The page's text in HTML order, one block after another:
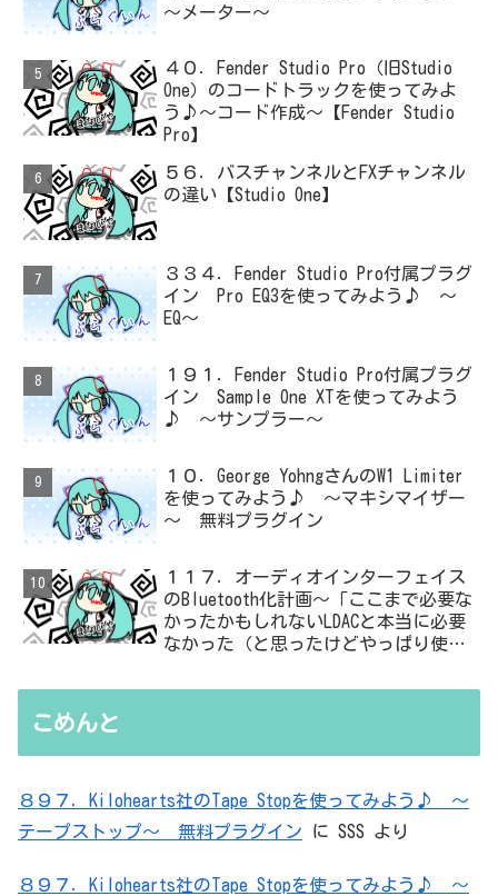
～メーター～
４０．Fender Studio Pro（旧Studio
One）のコードトラックを使ってみよ
う♪～コード作成～【Fender Studio
Pro】
５６．バスチャンネルとFXチャンネル
の違い【Studio One】
３３４．Fender Studio Pro付属プラグ
イン Pro EQ3を使ってみよう♪ ～
EQ～
１９１．Fender Studio Pro付属プラグ
イン Sample One XTを使ってみよう
♪ ～サンプラー～
１０．George YohngさんのW1 Limiter
を使ってみよう♪ ～マキシマイザー
～ 無料プラグイン
１１７．オーディオインターフェイス
のBluetooth化計画～「ここまで必要な
かったかもしれないLDACと本当に必要
なかった（と思ったけどやっぱり使っ
無駄を重ねた結論はシンプルだった
こめんと
８９７．Kilohearts社のTape Stopを使ってみよう♪ ～
テープストップ～ 無料プラグイン に SSS より
８９７．Kilohearts社のTape Stopを使ってみよう♪ ～